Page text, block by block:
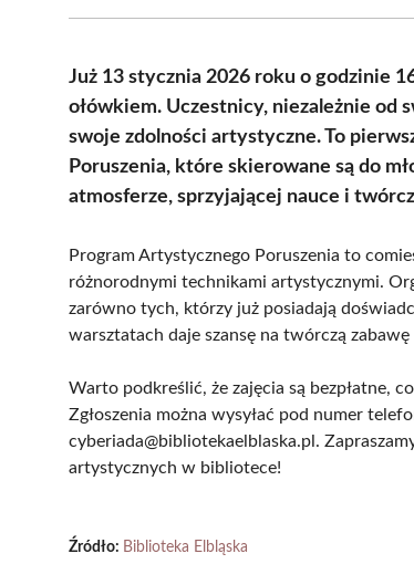
Już 13 stycznia 2026 roku o godzinie
ołówkiem. Uczestnicy, niezależnie od
swoje zdolności artystyczne. To
Poruszenia, które skierowane są do
atmosferze, sprzyjającej nauce i
Program Artystycznego Poruszenia to
różnorodnymi technikami artystycznymi.
zarówno tych, którzy już posiadają
warsztatach daje szansę na twórczą
Warto podkreślić, że zajęcia są bezpłatne,
Zgłoszenia można wysyłać pod numer
cyberiada@bibliotekaelblaska.pl.
artystycznych w bibliotece!
Źródło: Biblioteka Elbląska